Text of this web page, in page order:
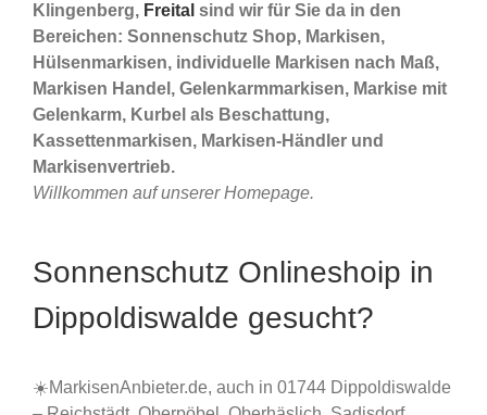
Klingenberg, Freital sind wir für Sie da in den
Bereichen: Sonnenschutz Shop, Markisen,
Hülsenmarkisen, individuelle Markisen nach Maß,
Markisen Handel, Gelenkarmmarkisen, Markise mit
Gelenkarm, Kurbel als Beschattung,
Kassettenmarkisen, Markisen-Händler und
Markisenvertrieb.
Willkommen auf unserer Homepage.
Sonnenschutz Onlineshoip in
Dippoldiswalde gesucht?
☀️MarkisenAnbieter.de, auch in 01744 Dippoldiswalde